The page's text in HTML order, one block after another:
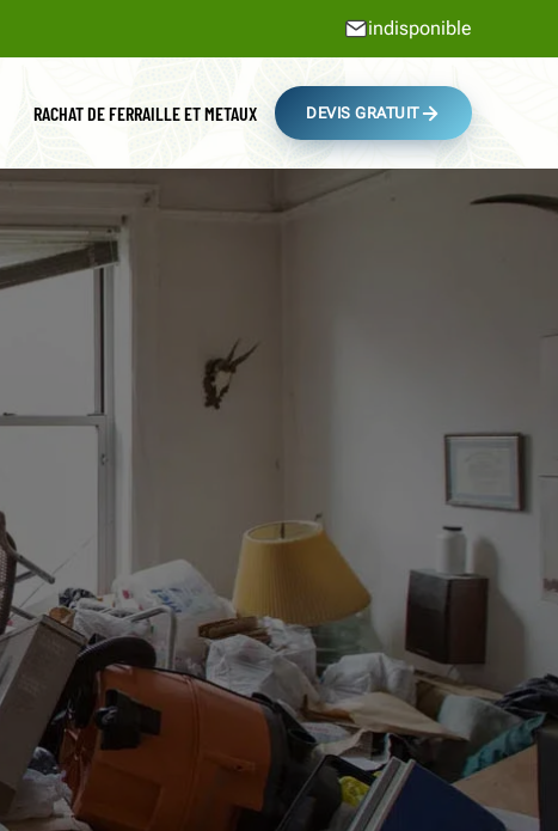
indisponible
RACHAT DE FERRAILLE ET METAUX DEVIS GRATUIT